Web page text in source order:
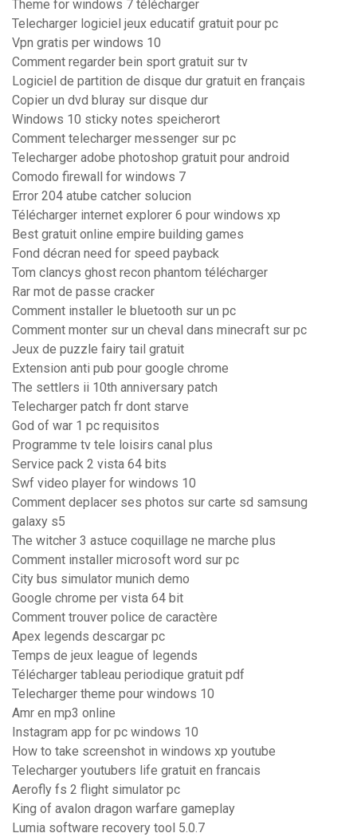
Theme for windows 7 télécharger
Telecharger logiciel jeux educatif gratuit pour pc
Vpn gratis per windows 10
Comment regarder bein sport gratuit sur tv
Logiciel de partition de disque dur gratuit en français
Copier un dvd bluray sur disque dur
Windows 10 sticky notes speicherort
Comment telecharger messenger sur pc
Telecharger adobe photoshop gratuit pour android
Comodo firewall for windows 7
Error 204 atube catcher solucion
Télécharger internet explorer 6 pour windows xp
Best gratuit online empire building games
Fond décran need for speed payback
Tom clancys ghost recon phantom télécharger
Rar mot de passe cracker
Comment installer le bluetooth sur un pc
Comment monter sur un cheval dans minecraft sur pc
Jeux de puzzle fairy tail gratuit
Extension anti pub pour google chrome
The settlers ii 10th anniversary patch
Telecharger patch fr dont starve
God of war 1 pc requisitos
Programme tv tele loisirs canal plus
Service pack 2 vista 64 bits
Swf video player for windows 10
Comment deplacer ses photos sur carte sd samsung
galaxy s5
The witcher 3 astuce coquillage ne marche plus
Comment installer microsoft word sur pc
City bus simulator munich demo
Google chrome per vista 64 bit
Comment trouver police de caractère
Apex legends descargar pc
Temps de jeux league of legends
Télécharger tableau periodique gratuit pdf
Telecharger theme pour windows 10
Amr en mp3 online
Instagram app for pc windows 10
How to take screenshot in windows xp youtube
Telecharger youtubers life gratuit en francais
Aerofly fs 2 flight simulator pc
King of avalon dragon warfare gameplay
Lumia software recovery tool 5.0.7